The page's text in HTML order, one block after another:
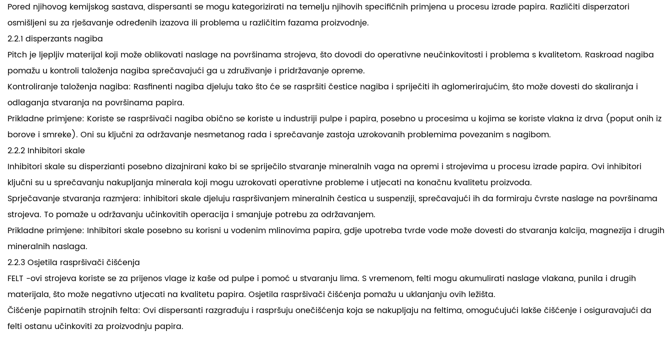
Pored njihovog kemijskog sastava, dispersanti se mogu kategorizirati na temelju njihovih specifičnih primjena u procesu izrade papira. Različiti disperzatori
osmišljeni su za rješavanje određenih izazova ili problema u različitim fazama proizvodnje.
2.2.1 disperzants nagiba
Pitch je ljepljiv materijal koji može oblikovati naslage na površinama strojeva, što dovodi do operativne neučinkovitosti i problema s kvalitetom. Raskroad nagiba
pomažu u kontroli taloženja nagiba sprečavajući ga u združivanje i pridržavanje opreme.
Kontroliranje taloženja nagiba: Rasfinenti nagiba djeluju tako što će se raspršiti čestice nagiba i spriječiti ih aglomerirajućim, što može dovesti do skaliranja i
odlaganja stvaranja na površinama papira.
Prikladne primjene: Koriste se raspršivači nagiba obično se koriste u industriji pulpe i papira, posebno u procesima u kojima se koriste vlakna iz drva (poput onih iz
borove i smreke). Oni su ključni za održavanje nesmetanog rada i sprečavanje zastoja uzrokovanih problemima povezanim s nagibom.
2.2.2 Inhibitori skale
Inhibitori skale su disperzianti posebno dizajnirani kako bi se spriječilo stvaranje mineralnih vaga na opremi i strojevima u procesu izrade papira. Ovi inhibitori
ključni su u sprečavanju nakupljanja minerala koji mogu uzrokovati operativne probleme i utjecati na konačnu kvalitetu proizvoda.
Sprječavanje stvaranja razmjera: inhibitori skale djeluju raspršivanjem mineralnih čestica u suspenziji, sprečavajući ih da formiraju čvrste naslage na površinama
strojeva. To pomaže u održavanju učinkovitih operacija i smanjuje potrebu za održavanjem.
Prikladne primjene: Inhibitori skale posebno su korisni u vodenim mlinovima papira, gdje upotreba tvrde vode može dovesti do stvaranja kalcija, magnezija i drugih
mineralnih naslaga.
2.2.3 Osjetila raspršivači čišćenja
FELT -ovi strojeva koriste se za prijenos vlage iz kaše od pulpe i pomoć u stvaranju lima. S vremenom, felti mogu akumulirati naslage vlakana, punila i drugih
materijala, što može negativno utjecati na kvalitetu papira. Osjetila raspršivači čišćenja pomažu u uklanjanju ovih ležišta.
Čišćenje papirnatih strojnih felta: Ovi dispersanti razgrađuju i raspršuju onečišćenja koja se nakupljaju na feltima, omogućujući lakše čišćenje i osiguravajući da
felti ostanu učinkoviti za proizvodnju papira.